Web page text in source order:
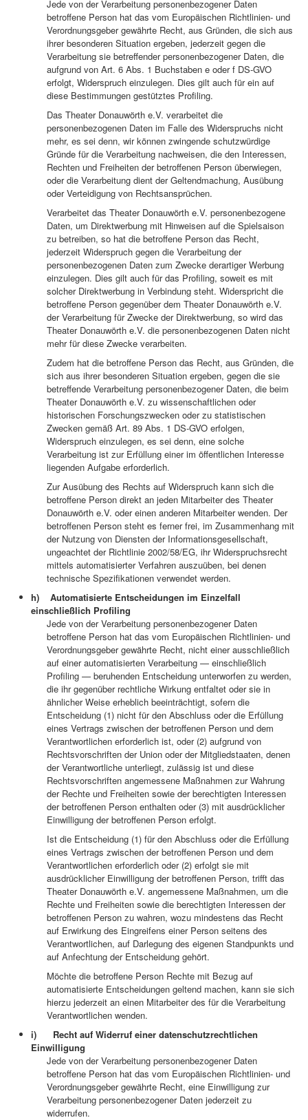
Jede von der Verarbeitung personenbezogener Daten
betroffene Person hat das vom Europäischen Richtlinien- und
Verordnungsgeber gewährte Recht, aus Gründen, die sich aus
ihrer besonderen Situation ergeben, jederzeit gegen die
Verarbeitung sie betreffender personenbezogener Daten, die
aufgrund von Art. 6 Abs. 1 Buchstaben e oder f DS-GVO
erfolgt, Widerspruch einzulegen. Dies gilt auch für ein auf
diese Bestimmungen gestütztes Profiling.
Das Theater Donauwörth e.V. verarbeitet die
personenbezogenen Daten im Falle des Widerspruchs nicht
mehr, es sei denn, wir können zwingende schutzwürdige
Gründe für die Verarbeitung nachweisen, die den Interessen,
Rechten und Freiheiten der betroffenen Person überwiegen,
oder die Verarbeitung dient der Geltendmachung, Ausübung
oder Verteidigung von Rechtsansprüchen.
Verarbeitet das Theater Donauwörth e.V. personenbezogene
Daten, um Direktwerbung mit Hinweisen auf die Spielsaison
zu betreiben, so hat die betroffene Person das Recht,
jederzeit Widerspruch gegen die Verarbeitung der
personenbezogenen Daten zum Zwecke derartiger Werbung
einzulegen. Dies gilt auch für das Profiling, soweit es mit
solcher Direktwerbung in Verbindung steht. Widerspricht die
betroffene Person gegenüber dem Theater Donauwörth e.V.
der Verarbeitung für Zwecke der Direktwerbung, so wird das
Theater Donauwörth e.V. die personenbezogenen Daten nicht
mehr für diese Zwecke verarbeiten.
Zudem hat die betroffene Person das Recht, aus Gründen, die
sich aus ihrer besonderen Situation ergeben, gegen die sie
betreffende Verarbeitung personenbezogener Daten, die beim
Theater Donauwörth e.V. zu wissenschaftlichen oder
historischen Forschungszwecken oder zu statistischen
Zwecken gemäß Art. 89 Abs. 1 DS-GVO erfolgen,
Widerspruch einzulegen, es sei denn, eine solche
Verarbeitung ist zur Erfüllung einer im öffentlichen Interesse
liegenden Aufgabe erforderlich.
Zur Ausübung des Rechts auf Widerspruch kann sich die
betroffene Person direkt an jeden Mitarbeiter des Theater
Donauwörth e.V. oder einen anderen Mitarbeiter wenden. Der
betroffenen Person steht es ferner frei, im Zusammenhang mit
der Nutzung von Diensten der Informationsgesellschaft,
ungeachtet der Richtlinie 2002/58/EG, ihr Widerspruchsrecht
mittels automatisierter Verfahren auszuüben, bei denen
technische Spezifikationen verwendet werden.
h) Automatisierte Entscheidungen im Einzelfall
einschließlich Profiling
Jede von der Verarbeitung personenbezogener Daten
betroffene Person hat das vom Europäischen Richtlinien- und
Verordnungsgeber gewährte Recht, nicht einer ausschließlich
auf einer automatisierten Verarbeitung — einschließlich
Profiling — beruhenden Entscheidung unterworfen zu werden,
die ihr gegenüber rechtliche Wirkung entfaltet oder sie in
ähnlicher Weise erheblich beeinträchtigt, sofern die
Entscheidung (1) nicht für den Abschluss oder die Erfüllung
eines Vertrags zwischen der betroffenen Person und dem
Verantwortlichen erforderlich ist, oder (2) aufgrund von
Rechtsvorschriften der Union oder der Mitgliedstaaten, denen
der Verantwortliche unterliegt, zulässig ist und diese
Rechtsvorschriften angemessene Maßnahmen zur Wahrung
der Rechte und Freiheiten sowie der berechtigten Interessen
der betroffenen Person enthalten oder (3) mit ausdrücklicher
Einwilligung der betroffenen Person erfolgt.
Ist die Entscheidung (1) für den Abschluss oder die Erfüllung
eines Vertrags zwischen der betroffenen Person und dem
Verantwortlichen erforderlich oder (2) erfolgt sie mit
ausdrücklicher Einwilligung der betroffenen Person, trifft das
Theater Donauwörth e.V. angemessene Maßnahmen, um die
Rechte und Freiheiten sowie die berechtigten Interessen der
betroffenen Person zu wahren, wozu mindestens das Recht
auf Erwirkung des Eingreifens einer Person seitens des
Verantwortlichen, auf Darlegung des eigenen Standpunkts und
auf Anfechtung der Entscheidung gehört.
Möchte die betroffene Person Rechte mit Bezug auf
automatisierte Entscheidungen geltend machen, kann sie sich
hierzu jederzeit an einen Mitarbeiter des für die Verarbeitung
Verantwortlichen wenden.
i) Recht auf Widerruf einer datenschutzrechtlichen
Einwilligung
Jede von der Verarbeitung personenbezogener Daten
betroffene Person hat das vom Europäischen Richtlinien- und
Verordnungsgeber gewährte Recht, eine Einwilligung zur
Verarbeitung personenbezogener Daten jederzeit zu
widerrufen.